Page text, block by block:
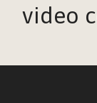
video